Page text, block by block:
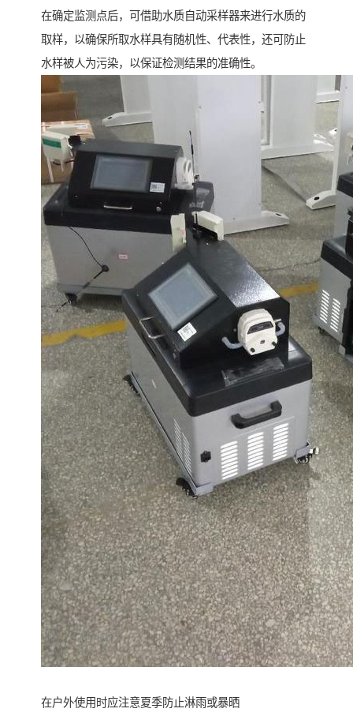
在确定监测点后，可借助水质自动采样器来进行水质的
取样，以确保所取水样具有随机性、代表性，还可防止
水样被人为污染，以保证检测结果的准确性。
在户外使用时应注意夏季防止淋雨或暴晒